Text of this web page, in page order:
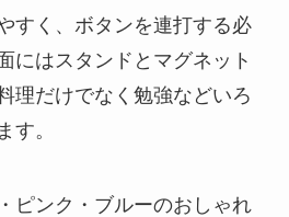
すく、ボタンを連打する必
にはスタンドとマグネット
理だけでなく勉強などいろ
す。
ピンク・ブルーのおしゃれ